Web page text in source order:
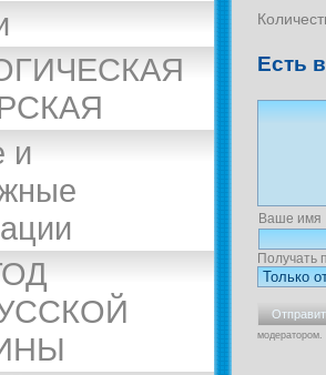
и
Есть
Ваше имя
Получать
модератором.